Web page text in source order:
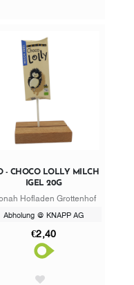
- CHOCO LOLLY MILCH
IGEL 20G
Hofladen Grottenhof
Abholung @ KNAPP AG
€2,40